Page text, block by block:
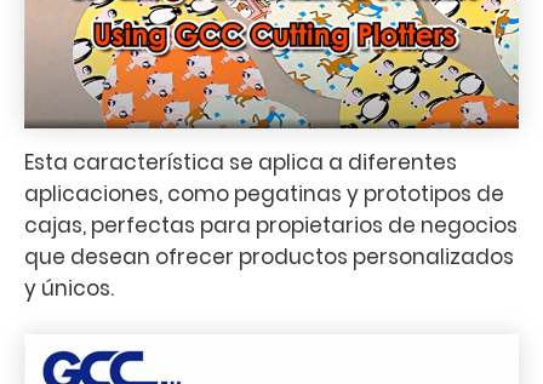
Esta característica se aplica a diferentes
aplicaciones, como pegatinas y prototipos de
cajas, perfectas para propietarios de negocios
que desean ofrecer productos personalizados
y únicos.